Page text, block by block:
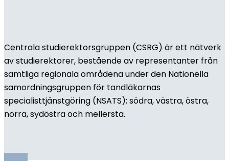
Centrala studierektorsgruppen (CSRG) är ett nätverk
av studierektorer, bestående av representanter från
samtliga regionala områdena under den Nationella
samordningsgruppen för tandläkarnas
specialisttjänstgöring (NSATS); södra, västra, östra,
norra, sydöstra och mellersta.